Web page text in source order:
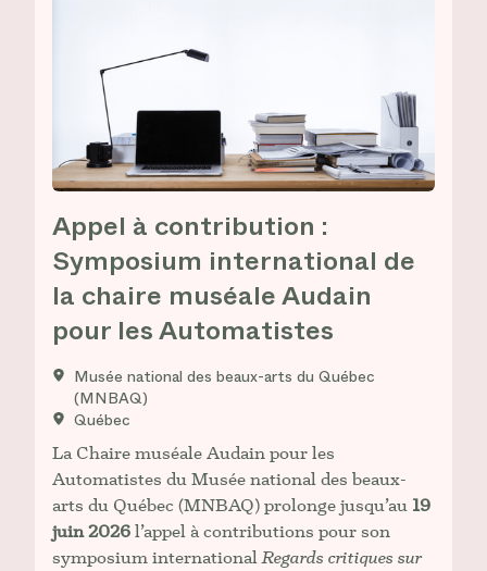
Appel à contribution :
Symposium international de
la chaire muséale Audain
pour les Automatistes
Musée national des beaux-arts du Québec
(MNBAQ)
Québec
La Chaire muséale Audain pour les
Automatistes du Musée national des beaux-
arts du Québec (MNBAQ) prolonge jusqu’au 19
juin 2026 l’appel à contributions pour son
symposium internationalRegards critiques sur